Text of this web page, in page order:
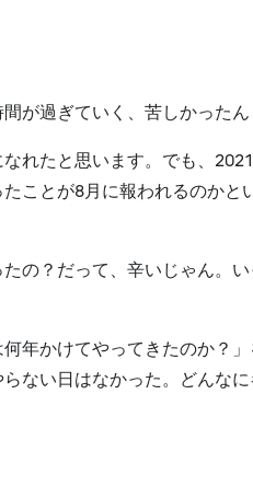
が過ぎていく、苦しかったん
れたと思います。でも、
ことが8月に報われるのかと
？だって、辛いじゃん。い
年かけてやってきたのか？
ない日はなかった。どんな